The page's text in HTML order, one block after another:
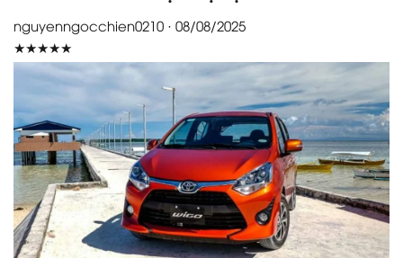
nguyenngocchien0210 · 08/08/2025
★★★★★